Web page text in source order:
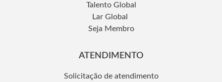
Talento Global
Lar Global
Seja Membro
ATENDIMENTO
Solicitação de atendimento